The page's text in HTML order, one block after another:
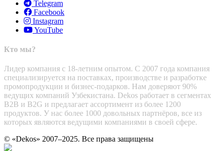
Telegram
Facebook
Instagram
YouTube
Кто мы?
Лидер компания с 18-летним опытом. С 2007 года компания
специализируется на поставках, производстве и разработке
промопродукции и бизнес-подарков. Нам доверяют 90%
ведущих компаний Узбекистана. Dekos работает в сегментах
B2B и B2G и предлагает ассортимент из более 1200
продуктов. У нас более 1000 довольных партнёров, все из
которых являются ведущими компаниями в своей сфере.
© «Dekos» 2007–2025. Все права защищены